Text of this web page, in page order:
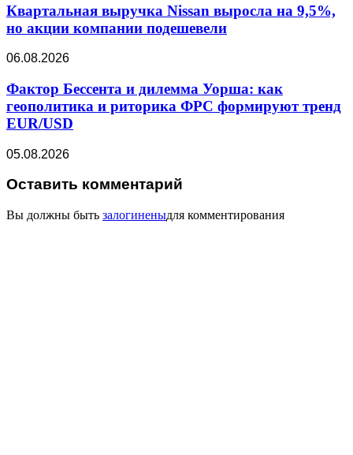
Квартальная выручка Nissan выросла на 9,5%,
но акции компании подешевели
06.08.2026
Фактор Бессента и дилемма Уорша: как
геополитика и риторика ФРС формируют тренд
EUR/USD
05.08.2026
Оставить комментарий
Вы должны быть залогиненыдля комментирования